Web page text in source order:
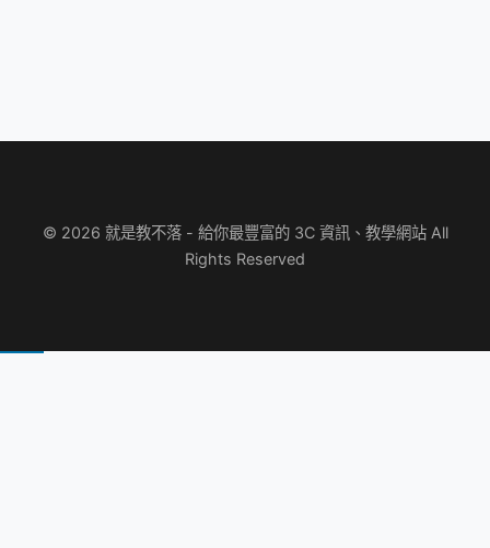
© 2026 就是教不落 - 給你最豐富的 3C 資訊、教學網站 All
Rights Reserved